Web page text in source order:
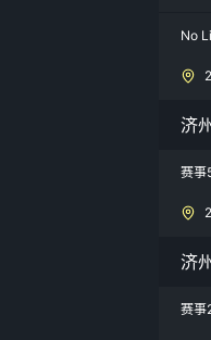
No
济
赛事
济
赛事